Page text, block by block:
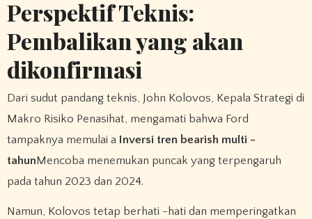
Perspektif Teknis:
Pembalikan yang akan
dikonfirmasi
Dari sudut pandang teknis, John Kolovos, Kepala Strategi di
Makro Risiko Penasihat, mengamati bahwa Ford
tampaknya memulai a Inversi tren bearish multi -
tahunMencoba menemukan puncak yang terpengaruh
pada tahun 2023 dan 2024.
Namun, Kolovos tetap berhati -hati dan memperingatkan